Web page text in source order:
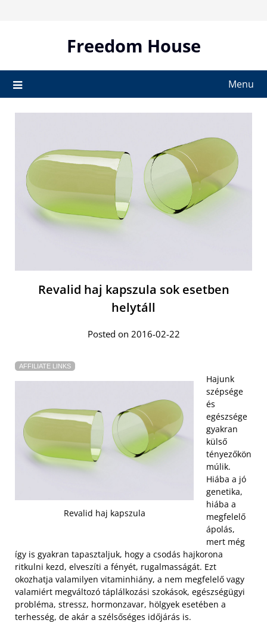
Freedom House
Menu
Revalid haj kapszula sok esetben
helytáll
Posted on 2016-02-22
AFFILIATE LINKS
Revalid haj kapszula
Hajunk
szépsége
és
egészsége
gyakran
külső
tényezőkön
múlik.
Hiába a jó
genetika,
hiába a
megfelelő
ápolás,
mert még
így is gyakran tapasztaljuk, hogy a csodás hajkorona
ritkulni kezd, elveszíti a fényét, rugalmasságát. Ezt
okozhatja valamilyen vitaminhiány, a nem megfelelő vagy
valamiért megváltozó táplálkozási szokások, egészségügyi
probléma, stressz, hormonzavar, hölgyek esetében a
terhesség, de akár a szélsőséges időjárás is.